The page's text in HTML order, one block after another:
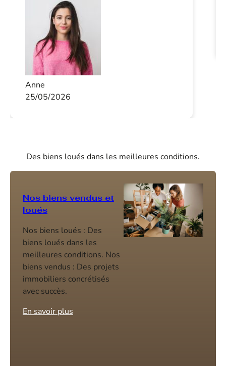
Anne
25/05/2026
Des biens loués dans les meilleures conditions.
Nos biens vendus et
loués
Nos biens loués : Des
biens loués dans les
meilleures conditions. Nos
biens vendus : Des projets
immobiliers concrétisés
avec succès.
En savoir plus